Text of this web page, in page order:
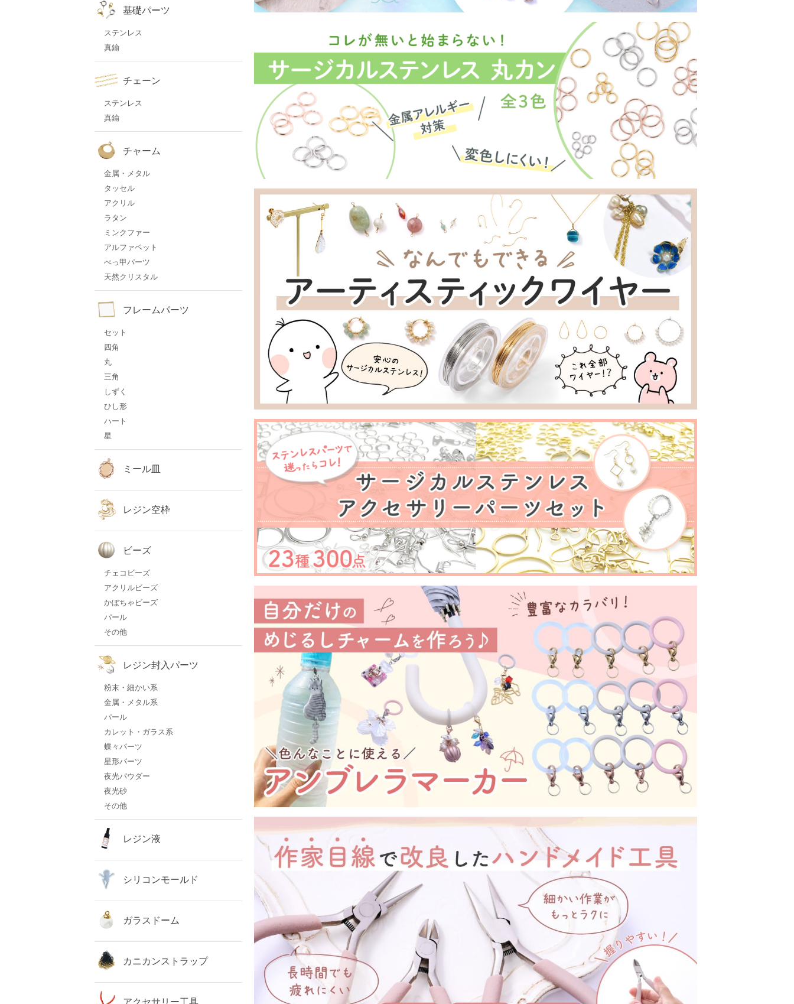
基礎パーツ
ステンレス
真鍮
チェーン
ステンレス
真鍮
チャーム
金属・メタル
タッセル
アクリル
ラタン
ミンクファー
アルファベット
べっ甲パーツ
天然クリスタル
フレームパーツ
セット
四角
丸
三角
しずく
ひし形
ハート
星
ミール皿
レジン空枠
ビーズ
チェコビーズ
アクリルビーズ
かぼちゃビーズ
パール
その他
レジン封入パーツ
粉末・細かい系
金属・メタル系
パール
カレット・ガラス系
蝶々パーツ
星形パーツ
夜光パウダー
夜光砂
その他
レジン液
シリコンモールド
ガラスドーム
カニカンストラップ
アクセサリー工具